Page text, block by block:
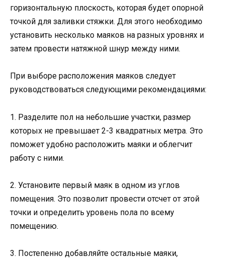
горизонтальную плоскость, которая будет опорной
точкой для заливки стяжки. Для этого необходимо
установить несколько маяков на разных уровнях и
затем провести натяжной шнур между ними.
При выборе расположения маяков следует
руководствоваться следующими рекомендациями:
1. Разделите пол на небольшие участки, размер
которых не превышает 2-3 квадратных метра. Это
поможет удобно расположить маяки и облегчит
работу с ними.
2. Установите первый маяк в одном из углов
помещения. Это позволит провести отсчет от этой
точки и определить уровень пола по всему
помещению.
3. Постепенно добавляйте остальные маяки,